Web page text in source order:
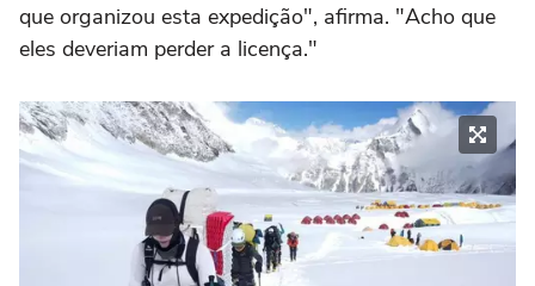
que organizou esta expedição", afirma. "Acho que
eles deveriam perder a licença."